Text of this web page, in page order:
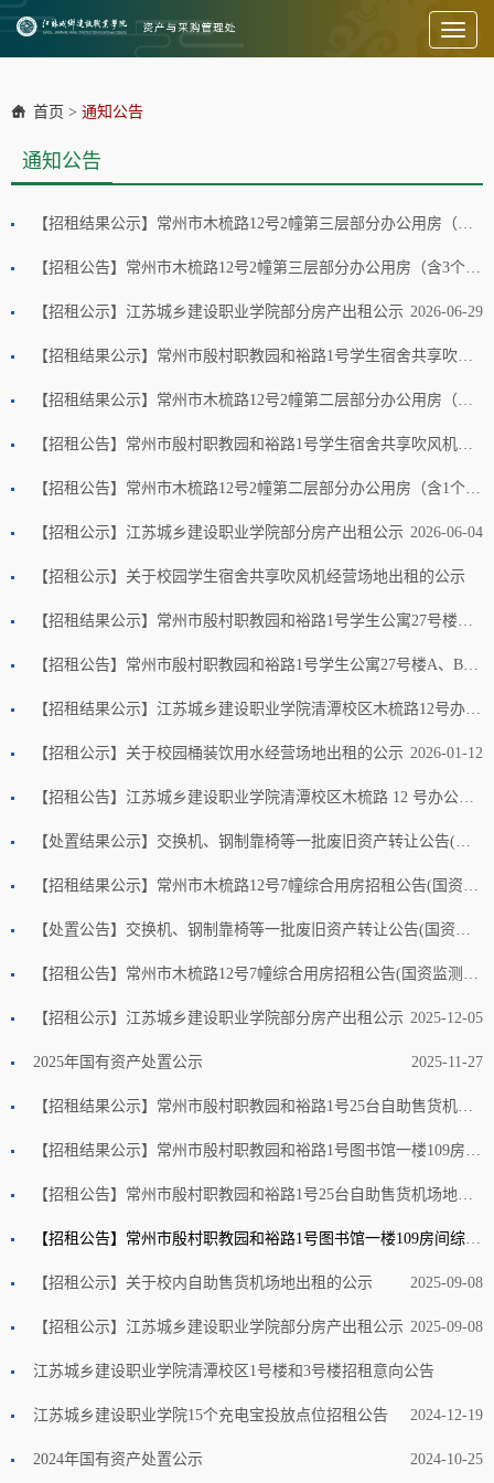
Toggle
首页 > 通知公告
通知公告
【招租结果公示】常州市木梳路12号2幢第三层部分办公用房（含3个配套车位）招租公告(国资监测编号GR2026JS2002546)
2026-07-13
【招租公告】常州市木梳路12号2幢第三层部分办公用房（含3个配套车位）招租公告(国资监测编号GR2026JS2002546)
2026-07-06
【招租公示】江苏城乡建设职业学院部分房产出租公示 2026-06-29
【招租结果公示】常州市殷村职教园和裕路1号学生宿舍共享吹风机经营场地招租公告(国资监测编号GR2026JS2002397)
2026-06-26
【招租结果公示】常州市木梳路12号2幢第二层部分办公用房（含1个配套车位）招租公告(国资监测编号GR2026JS2002365)
2026-06-23
【招租公告】常州市殷村职教园和裕路1号学生宿舍共享吹风机经营场地招租公告(国资监测编号GR2026JS2002397)
2026-06-18
【招租公告】常州市木梳路12号2幢第二层部分办公用房（含1个配套车位）招租公告(国资监测编号GR2026JS2002365)
2026-06-15
【招租公示】江苏城乡建设职业学院部分房产出租公示 2026-06-04
【招租公示】关于校园学生宿舍共享吹风机经营场地出租的公示
2026-06-04
【招租结果公示】常州市殷村职教园和裕路1号学生公寓27号楼A、B栋之间连廊校园桶装饮用水经营场地招租公告(国资监测编号GR2026JS2000438)
2026-02-03
【招租公告】常州市殷村职教园和裕路1号学生公寓27号楼A、B栋之间连廊校园桶装饮用水经营场地招租公告(国资监测编号GR2026JS2000438)
2026-01-27
【招租结果公示】江苏城乡建设职业学院清潭校区木梳路12号办公用房（含车位）临时性招租结果公示
2026-01-16
【招租公示】关于校园桶装饮用水经营场地出租的公示 2026-01-12
【招租公告】江苏城乡建设职业学院清潭校区木梳路 12 号办公用房（含车位）临时性出租招租公告
2026-01-08
【处置结果公示】交换机、钢制靠椅等一批废旧资产转让公告(国资监测编号GR2025JS2008292)
2025-12-31
【招租结果公示】常州市木梳路12号7幢综合用房招租公告(国资监测编号GR2025JS2008172)
2025-12-25
【处置公告】交换机、钢制靠椅等一批废旧资产转让公告(国资监测编号GR2025JS2008292)
2025-12-24
【招租公告】常州市木梳路12号7幢综合用房招租公告(国资监测编号GR2025JS2008172)
2025-12-18
【招租公示】江苏城乡建设职业学院部分房产出租公示 2025-12-05
2025年国有资产处置公示 2025-11-27
【招租结果公示】常州市殷村职教园和裕路1号25台自助售货机场地招租公告(国资监测编号GR2025JS2005875)
2025-09-28
【招租结果公示】常州市殷村职教园和裕路1号图书馆一楼109房间综合用房招租公告(国资监测编号GR2025JS2005873)
2025-09-22
【招租公告】常州市殷村职教园和裕路1号25台自助售货机场地招租公告(国资监测编号GR2025JS2005875)
2025-09-15
【招租公告】常州市殷村职教园和裕路1号图书馆一楼109房间综合用房招租公告(国资监测编号GR2025JS2005873)
2025-09-15
【招租公示】关于校内自助售货机场地出租的公示 2025-09-08
【招租公示】江苏城乡建设职业学院部分房产出租公示 2025-09-08
江苏城乡建设职业学院清潭校区1号楼和3号楼招租意向公告
2025-03-13
江苏城乡建设职业学院15个充电宝投放点位招租公告 2024-12-19
2024年国有资产处置公示 2024-10-25